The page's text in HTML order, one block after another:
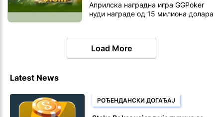
Априлска наградна игра GGPoker
нуди награде од 15 милиона долара
Load More
Latest News
РОЂЕНДАНСКИ ДОГАЂАЈ